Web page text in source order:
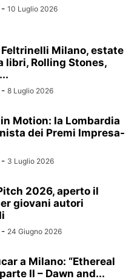
- 10 Luglio 2026
Milano, estate
libri, Rolling Stones,
- 8 Luglio 2026
Motion: la Lombardia
dei Premi Impresa-
- 3 Luglio 2026
2026, aperto il
giovani autori
- 24 Giugno 2026
a Milano: “Ethereal
II – Dawn and...